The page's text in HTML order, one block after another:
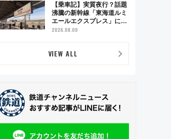
路線まとめ
【乗車記】実質夜行？話題
沸騰の新幹線「東海道ルミ
エールエクスプレス」に乗
車してみた 東京22時発、
らし過ぎる朝
2026.08.09
VIEW ALL